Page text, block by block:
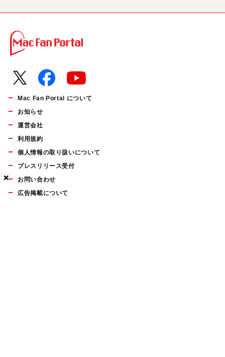
×
×
×
Mac Fan Portal について
お知らせ
運営会社
利用規約
個人情報の取り扱いについて
プレスリリース受付
お問い合わせ
広告掲載について